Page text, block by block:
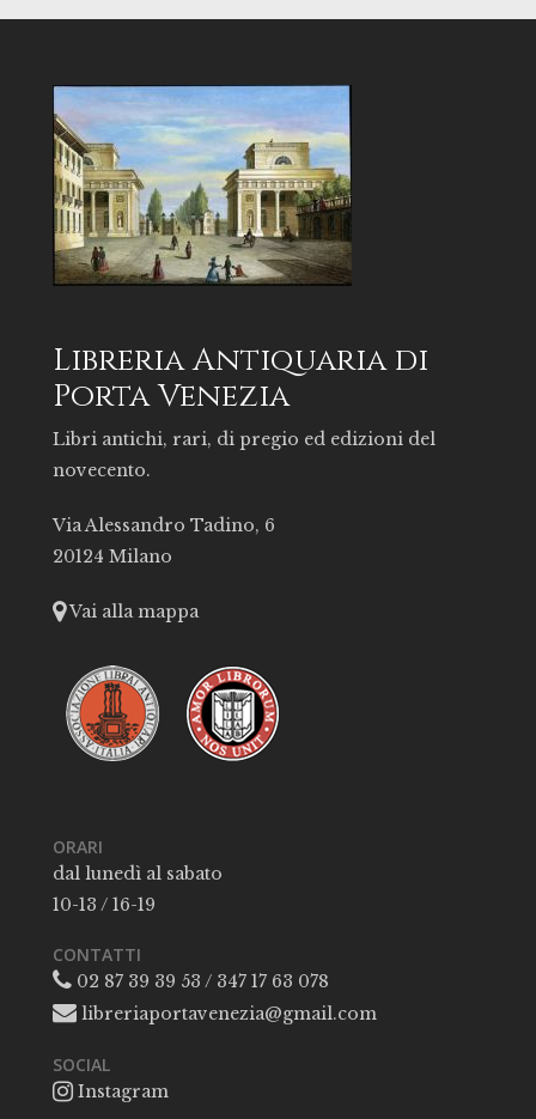
Libreria Antiquaria di
Porta Venezia
Libri antichi, rari, di pregio ed edizioni del
novecento.
Via Alessandro Tadino, 6
20124 Milano
Vai alla mappa
ORARI
dal lunedì al sabato
10-13 / 16-19
CONTATTI
02 87 39 39 53 / 347 17 63 078
libreriaportavenezia@gmail.com
SOCIAL
Instagram